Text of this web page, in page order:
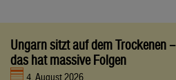
Ungarn sitzt auf dem Trockenen
das hat massive Folgen
4. August 2026